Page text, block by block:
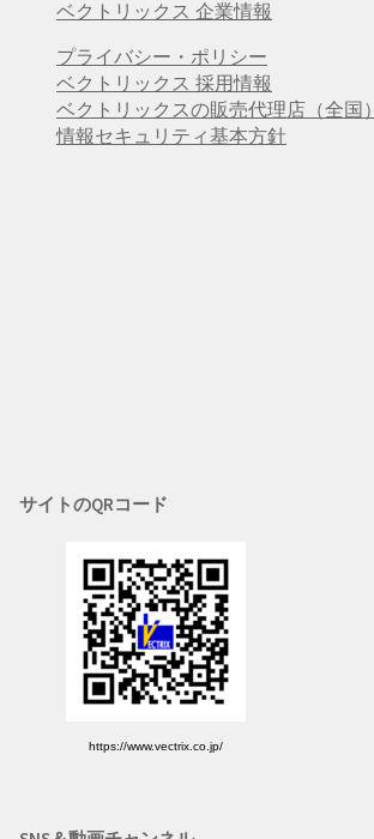
ベクトリックス 企業情報
プライバシー・ポリシー
ベクトリックス 採用情報
ベクトリックスの販売代理店（全国）
情報セキュリティ基本方針
サイトのQRコード
https://www.vectrix.co.jp/